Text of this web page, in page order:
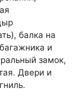
балка на
и
замок,
Двери и